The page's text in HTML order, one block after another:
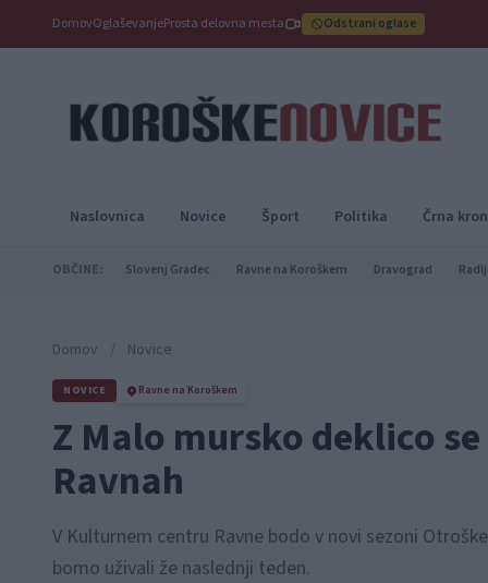
DomovOglaševanjeProsta delovna mesta Odstrani oglase
Naslovnica Novice Šport Politika Črna
OBČINE: Slovenj Gradec Ravne na Koroškem Dravograd
Domov / Novice
NOVICE Ravne na Koroškem
Z Malo mursko deklico
Ravnah
V Kulturnem centru Ravne bodo v novi sezoni
bomo uživali že naslednji teden.